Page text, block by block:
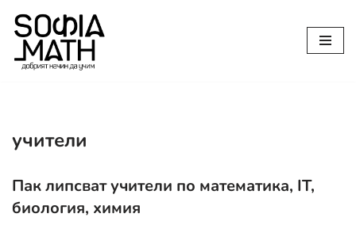
Продължете
към
учители
Пак липсват учители по математика, IT,
биология, химия